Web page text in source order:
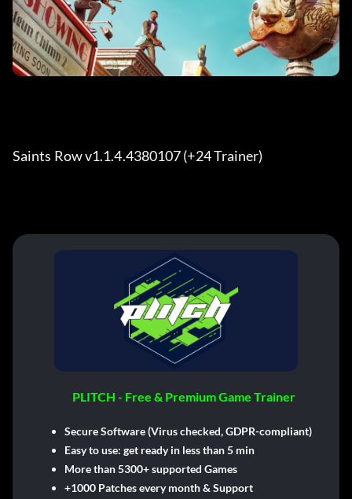
Saints Row v1.1.4.4380107 (+24 Trainer)
PLITCH - Free & Premium Game Trainer
Secure Software (Virus checked, GDPR-compliant)
Easy to use: get ready in less than 5 min
More than 5300+ supported Games
+1000 Patches every month & Support